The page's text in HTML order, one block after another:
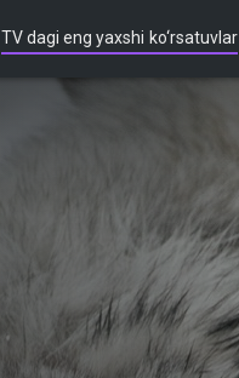
TV dagi eng yaxshi ko‘rsatuvlar